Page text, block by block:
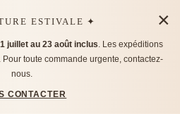
ESTIVALE ✦
juillet au 23 août inclus. Les expéditions
. Pour toute commande urgente, contactez-
nous.
CONTACTER
×